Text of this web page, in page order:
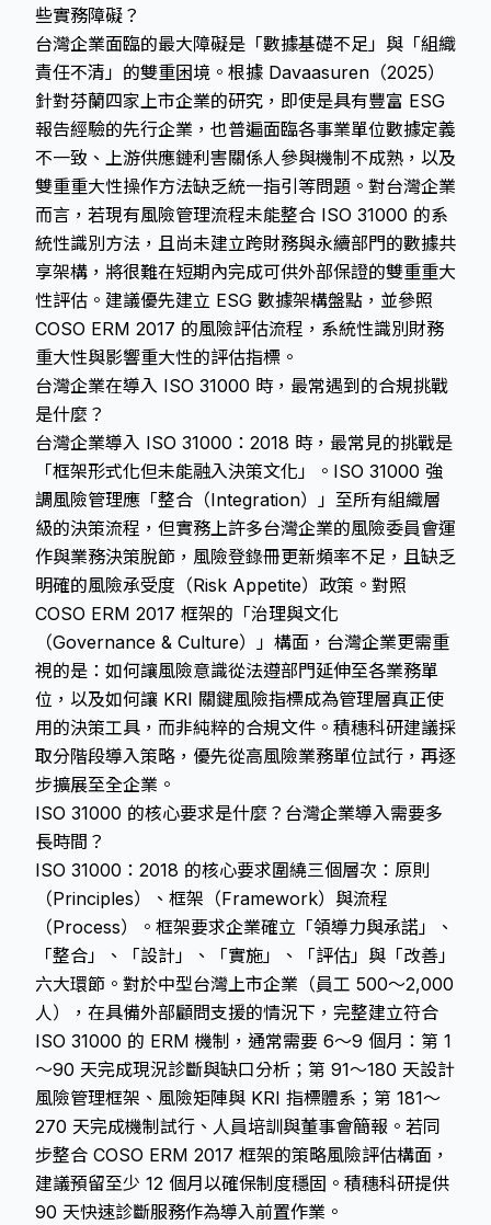
些實務障礙？
台灣企業面臨的最大障礙是「數據基礎不足」與「組織
責任不清」的雙重困境。根據 Davaasuren（2025）
針對芬蘭四家上市企業的研究，即使是具有豐富 ESG
報告經驗的先行企業，也普遍面臨各事業單位數據定義
不一致、上游供應鏈利害關係人參與機制不成熟，以及
雙重重大性操作方法缺乏統一指引等問題。對台灣企業
而言，若現有風險管理流程未能整合 ISO 31000 的系
統性識別方法，且尚未建立跨財務與永續部門的數據共
享架構，將很難在短期內完成可供外部保證的雙重重大
性評估。建議優先建立 ESG 數據架構盤點，並參照
COSO ERM 2017 的風險評估流程，系統性識別財務
重大性與影響重大性的評估指標。
台灣企業在導入 ISO 31000 時，最常遇到的合規挑戰
是什麼？
台灣企業導入 ISO 31000：2018 時，最常見的挑戰是
「框架形式化但未能融入決策文化」。ISO 31000 強
調風險管理應「整合（Integration）」至所有組織層
級的決策流程，但實務上許多台灣企業的風險委員會運
作與業務決策脫節，風險登錄冊更新頻率不足，且缺乏
明確的風險承受度（Risk Appetite）政策。對照
COSO ERM 2017 框架的「治理與文化
（Governance & Culture）」構面，台灣企業更需重
視的是：如何讓風險意識從法遵部門延伸至各業務單
位，以及如何讓 KRI 關鍵風險指標成為管理層真正使
用的決策工具，而非純粹的合規文件。積穗科研建議採
取分階段導入策略，優先從高風險業務單位試行，再逐
步擴展至全企業。
ISO 31000 的核心要求是什麼？台灣企業導入需要多
長時間？
ISO 31000：2018 的核心要求圍繞三個層次：原則
（Principles）、框架（Framework）與流程
（Process）。框架要求企業確立「領導力與承諾」、
「整合」、「設計」、「實施」、「評估」與「改善」
六大環節。對於中型台灣上市企業（員工 500～2,000
人），在具備外部顧問支援的情況下，完整建立符合
ISO 31000 的 ERM 機制，通常需要 6～9 個月：第 1
～90 天完成現況診斷與缺口分析；第 91～180 天設計
風險管理框架、風險矩陣與 KRI 指標體系；第 181～
270 天完成機制試行、人員培訓與董事會簡報。若同
步整合 COSO ERM 2017 框架的策略風險評估構面，
建議預留至少 12 個月以確保制度穩固。積穗科研提供
90 天快速診斷服務作為導入前置作業。